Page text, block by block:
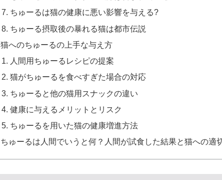
ちゅーるは猫の健康に悪い影響を与える?
ちゅーる摂取後の暴れる猫は都市伝説
猫へのちゅーるの上手な与え方
人間用ちゅーるレシピの提案
猫がちゅーるを食べすぎた場合の対応
ちゅーると他の猫用スナックの違い
健康に与えるメリットとリスク
ちゅーるを用いた猫の健康増進方法
ちゅーるは人間でいうと何？人間が試食した結果と猫への適